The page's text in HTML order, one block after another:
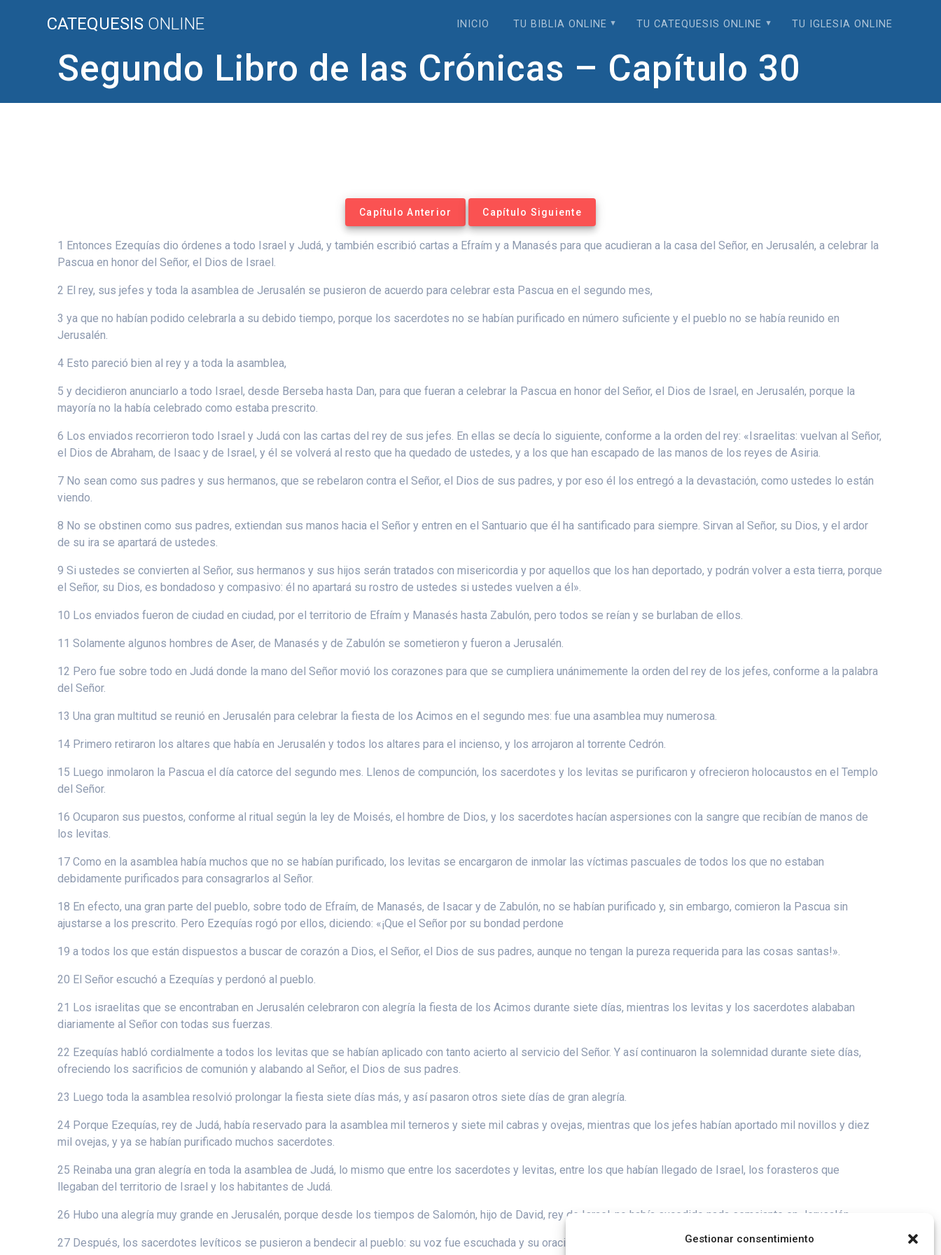
Gestionar consentimiento
CATEQUESIS ONLINE INICIO TU BIBLIA ONLINE TU CATEQUESIS ONLINE TU IGLESIA ONLINE
Segundo Libro de las Crónicas – Capítulo 30
Capítulo Anterior Capítulo Siguiente
1 Entonces Ezequías dio órdenes a todo Israel y Judá, y también escribió cartas a Efraím y a Manasés para que acudieran a la casa del Señor, en Jerusalén, a celebrar la
Pascua en honor del Señor, el Dios de Israel.
2 El rey, sus jefes y toda la asamblea de Jerusalén se pusieron de acuerdo para celebrar esta Pascua en el segundo mes,
3 ya que no habían podido celebrarla a su debido tiempo, porque los sacerdotes no se habían purificado en número suficiente y el pueblo no se había reunido en
Jerusalén.
4 Esto pareció bien al rey y a toda la asamblea,
5 y decidieron anunciarlo a todo Israel, desde Berseba hasta Dan, para que fueran a celebrar la Pascua en honor del Señor, el Dios de Israel, en Jerusalén, porque la
mayoría no la había celebrado como estaba prescrito.
6 Los enviados recorrieron todo Israel y Judá con las cartas del rey de sus jefes. En ellas se decía lo siguiente, conforme a la orden del rey: «Israelitas: vuelvan al Señor,
el Dios de Abraham, de Isaac y de Israel, y él se volverá al resto que ha quedado de ustedes, y a los que han escapado de las manos de los reyes de Asiria.
7 No sean como sus padres y sus hermanos, que se rebelaron contra el Señor, el Dios de sus padres, y por eso él los entregó a la devastación, como ustedes lo están
viendo.
8 No se obstinen como sus padres, extiendan sus manos hacia el Señor y entren en el Santuario que él ha santificado para siempre. Sirvan al Señor, su Dios, y el ardor
de su ira se apartará de ustedes.
9 Si ustedes se convierten al Señor, sus hermanos y sus hijos serán tratados con misericordia y por aquellos que los han deportado, y podrán volver a esta tierra, porque
el Señor, su Dios, es bondadoso y compasivo: él no apartará su rostro de ustedes si ustedes vuelven a él».
10 Los enviados fueron de ciudad en ciudad, por el territorio de Efraím y Manasés hasta Zabulón, pero todos se reían y se burlaban de ellos.
11 Solamente algunos hombres de Aser, de Manasés y de Zabulón se sometieron y fueron a Jerusalén.
12 Pero fue sobre todo en Judá donde la mano del Señor movió los corazones para que se cumpliera unánimemente la orden del rey de los jefes, conforme a la palabra
del Señor.
13 Una gran multitud se reunió en Jerusalén para celebrar la fiesta de los Acimos en el segundo mes: fue una asamblea muy numerosa.
14 Primero retiraron los altares que había en Jerusalén y todos los altares para el incienso, y los arrojaron al torrente Cedrón.
15 Luego inmolaron la Pascua el día catorce del segundo mes. Llenos de compunción, los sacerdotes y los levitas se purificaron y ofrecieron holocaustos en el Templo
del Señor.
16 Ocuparon sus puestos, conforme al ritual según la ley de Moisés, el hombre de Dios, y los sacerdotes hacían aspersiones con la sangre que recibían de manos de
los levitas.
17 Como en la asamblea había muchos que no se habían purificado, los levitas se encargaron de inmolar las víctimas pascuales de todos los que no estaban
debidamente purificados para consagrarlos al Señor.
18 En efecto, una gran parte del pueblo, sobre todo de Efraím, de Manasés, de Isacar y de Zabulón, no se habían purificado y, sin embargo, comieron la Pascua sin
ajustarse a los prescrito. Pero Ezequías rogó por ellos, diciendo: «¡Que el Señor por su bondad perdone
19 a todos los que están dispuestos a buscar de corazón a Dios, el Señor, el Dios de sus padres, aunque no tengan la pureza requerida para las cosas santas!».
20 El Señor escuchó a Ezequías y perdonó al pueblo.
21 Los israelitas que se encontraban en Jerusalén celebraron con alegría la fiesta de los Acimos durante siete días, mientras los levitas y los sacerdotes alababan
diariamente al Señor con todas sus fuerzas.
22 Ezequías habló cordialmente a todos los levitas que se habían aplicado con tanto acierto al servicio del Señor. Y así continuaron la solemnidad durante siete días,
ofreciendo los sacrificios de comunión y alabando al Señor, el Dios de sus padres.
23 Luego toda la asamblea resolvió prolongar la fiesta siete días más, y así pasaron otros siete días de gran alegría.
24 Porque Ezequías, rey de Judá, había reservado para la asamblea mil terneros y siete mil cabras y ovejas, mientras que los jefes habían aportado mil novillos y diez
mil ovejas, y ya se habían purificado muchos sacerdotes.
25 Reinaba una gran alegría en toda la asamblea de Judá, lo mismo que entre los sacerdotes y levitas, entre los que habían llegado de Israel, los forasteros que
llegaban del territorio de Israel y los habitantes de Judá.
26 Hubo una alegría muy grande en Jerusalén, porque desde los tiempos de Salomón, hijo de David, rey de Israel, no había sucedido nada semejante en Jerusalén.
27 Después, los sacerdotes levíticos se pusieron a bendecir al pueblo: su voz fue escuchada y su oración llegó hasta la santa morada de Dios en el cielo.